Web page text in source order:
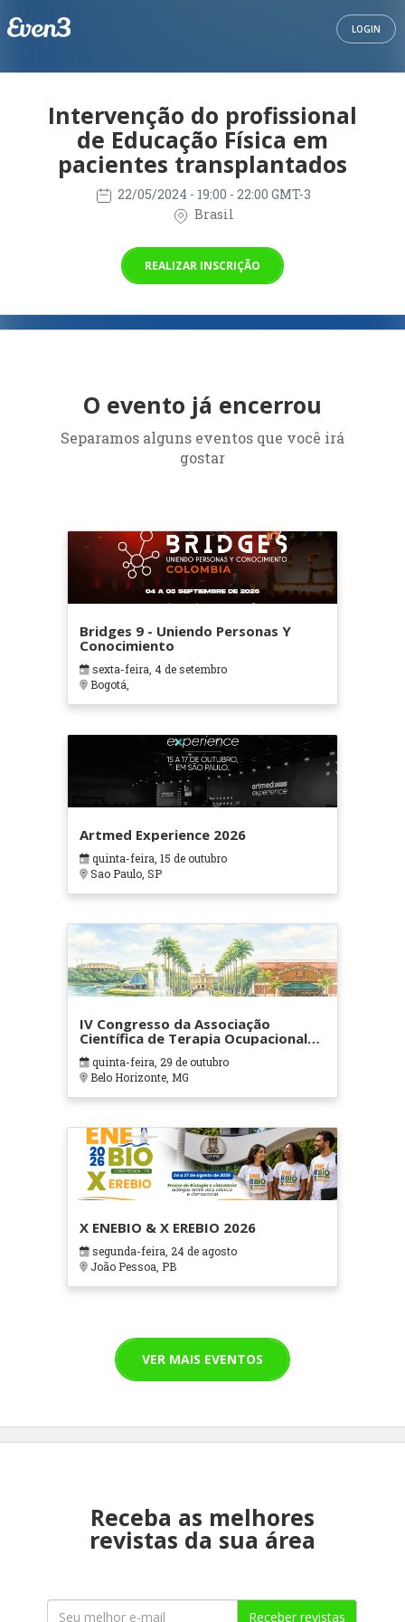
LOGIN
Intervenção do profissional
de Educação Física em
pacientes transplantados
22/05/2024 - 19:00 - 22:00 GMT-3
Brasil
REALIZAR INSCRIÇÃO
O evento já encerrou
Separamos alguns eventos que você irá
gostar
Bridges 9 - Uniendo Personas Y
Conocimiento
sexta-feira, 4 de setembro
Bogotá,
Artmed Experience 2026
quinta-feira, 15 de outubro
Sao Paulo, SP
IV Congresso da Associação
Científica de Terapia Ocupacional
em Contextos Hospitalares e
Cuidados Paliativos - ATOHOSP
quinta-feira, 29 de outubro
Belo Horizonte, MG
X ENEBIO & X EREBIO 2026
segunda-feira, 24 de agosto
João Pessoa, PB
VER MAIS EVENTOS
Receba as melhores
revistas da sua área
Receber revistas